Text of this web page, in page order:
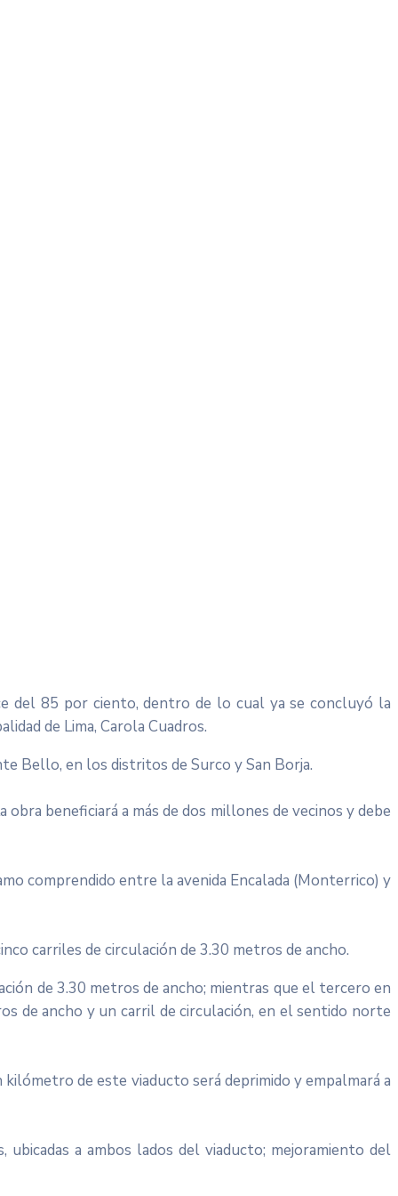
del 85 por ciento, dentro de lo cual ya se concluyó la
de Lima, Carola Cuadros.
Bello, en los distritos de Surco y San Borja.
beneficiará a más de dos millones de vecinos y debe
comprendido entre la avenida Encalada (Monterrico) y
carriles de circulación de 3.30 metros de ancho.
de 3.30 metros de ancho; mientras que el tercero en
de ancho y un carril de circulación, en el sentido norte
de este viaducto será deprimido y empalmará a
a ambos lados del viaducto; mejoramiento del